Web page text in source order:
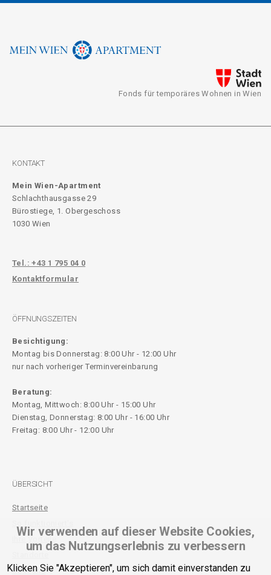
Wir verwenden auf dieser Website Cookies,
um das Nutzungserlebnis zu verbessern
Klicken Sie "Akzeptieren", um sich damit einverstanden zu
Fonds für temporäres Wohnen in Wien
KONTAKT
Mein Wien-Apartment
Schlachthausgasse 29
Bürostiege, 1. Obergeschoss
1030 Wien
Tel.: +43 1 795 04 0
Kontaktformular
ÖFFNUNGSZEITEN
Besichtigung:
Montag bis Donnerstag: 8:00 Uhr - 12:00 Uhr
nur nach vorheriger Terminvereinbarung
Beratung:
Montag, Mittwoch: 8:00 Uhr - 15:00 Uhr
Dienstag, Donnerstag: 8:00 Uhr - 16:00 Uhr
Freitag: 8:00 Uhr - 12:00 Uhr
ÜBERSICHT
Startseite
Ihre Vorteile
Über uns